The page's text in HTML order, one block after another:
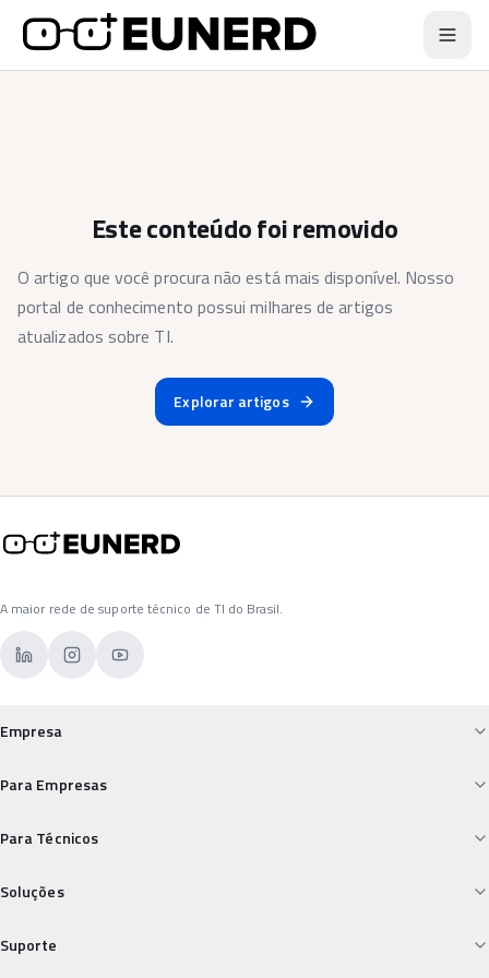
Este conteúdo foi removido
O artigo que você procura não está mais disponível. Nosso
portal de conhecimento possui milhares de artigos
atualizados sobre TI.
Explorar artigos
A maior rede de suporte técnico de TI do Brasil.
Empresa
Sobre a Eunerd
Para Empresas
Para Técnicos
Carreiras
Para Empresas
Custos de TI Descontrolados
Falta de Suporte Confiável
Segurança Digital Vulnerável
Para Técnicos
Desvalorização Técnica
Insegurança nos Pagamentos
Soluções
Field Service
Suporte